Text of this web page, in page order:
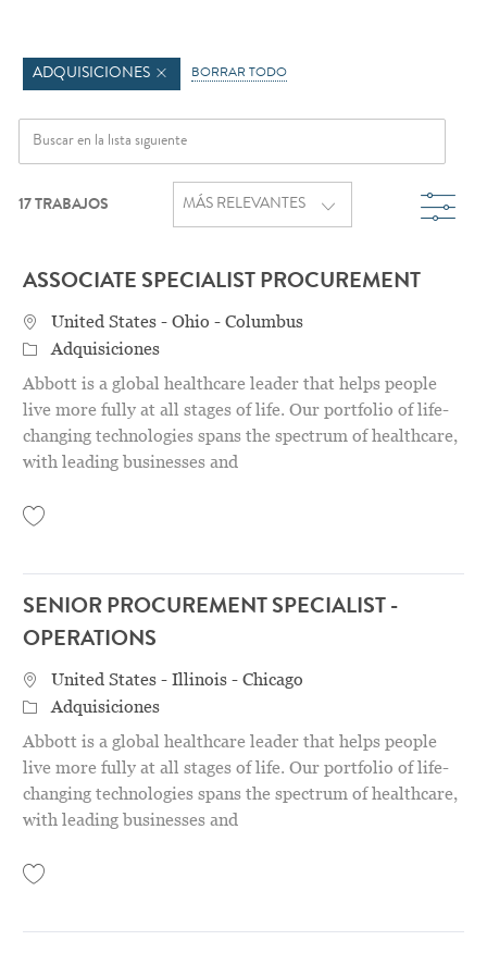
ADQUISICIONES BORRAR TODO
17 TRABAJOS
ASSOCIATE SPECIALIST PROCUREMENT
Location
United States - Ohio - Columbus
Categoría
Adquisiciones
Abbott is a global healthcare leader that helps people
live more fully at all stages of life. Our portfolio of life-
changing technologies spans the spectrum of healthcare,
with leading businesses and
SENIOR PROCUREMENT SPECIALIST -
OPERATIONS
Location
United States - Illinois - Chicago
Categoría
Adquisiciones
Abbott is a global healthcare leader that helps people
live more fully at all stages of life. Our portfolio of life-
changing technologies spans the spectrum of healthcare,
with leading businesses and